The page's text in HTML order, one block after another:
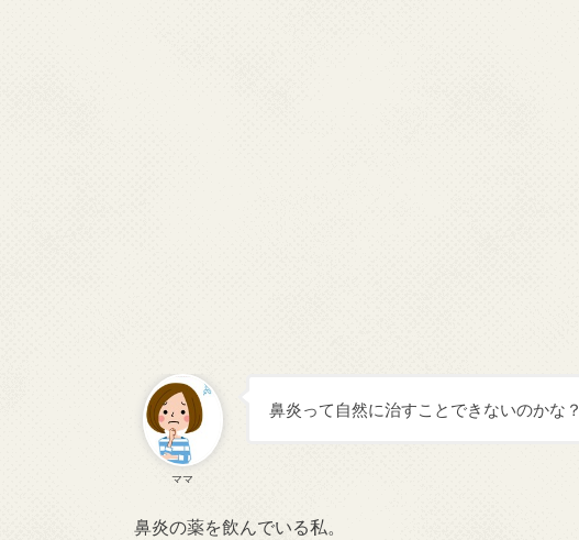
ママ
鼻炎って自然に治すことできないのかな？
鼻炎の薬を飲んでいる私。